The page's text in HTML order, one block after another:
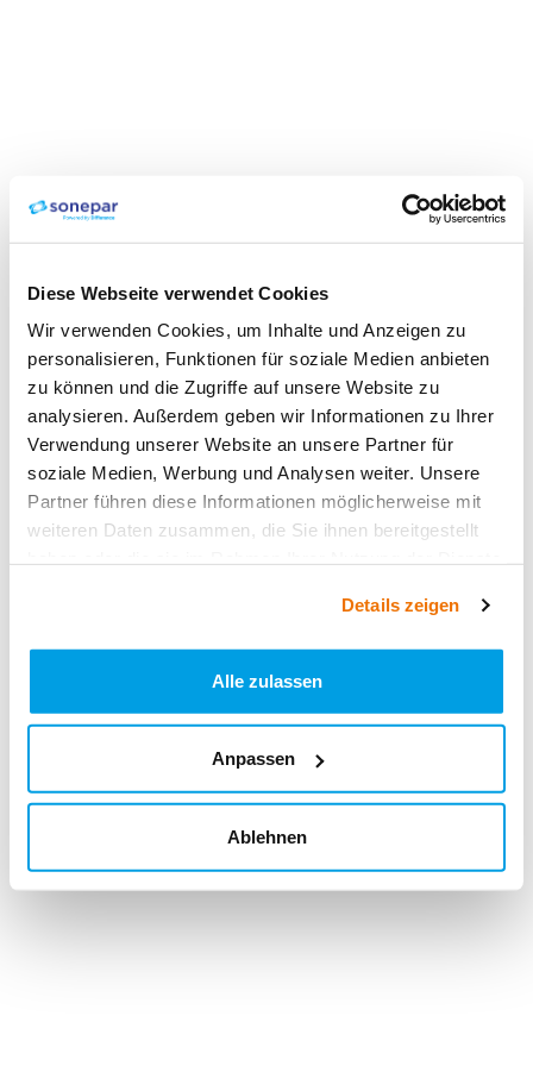
Diese Webseite verwendet Cookies
Wir verwenden Cookies, um Inhalte und Anzeigen zu
personalisieren, Funktionen für soziale Medien anbieten
zu können und die Zugriffe auf unsere Website zu
analysieren. Außerdem geben wir Informationen zu Ihrer
Verwendung unserer Website an unsere Partner für
soziale Medien, Werbung und Analysen weiter. Unsere
Partner führen diese Informationen möglicherweise mit
weiteren Daten zusammen, die Sie ihnen bereitgestellt
Details zeigen
Alle zulassen
Anpassen
Ablehnen